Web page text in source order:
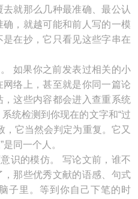
就那么几种最准确、最公认
，就越可能和前人写的一模
在抄，它只看见这些字串在
如果你之前发表过相关的小
络上，甚至就是你同一篇论
这些内容都会进入查重系统
统检测到你现在的文字和“过
，它当然会判定为重复。它又
是同一个人。
识的模仿。 写论文前，谁不
那些优秀文献的语感、句式
子里。等到你自己下笔的时